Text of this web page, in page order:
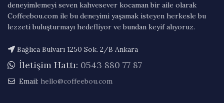
deneyimlemeyi seven kahvesever kocaman bir aile olarak
Coffeebou.com ile bu deneyimi yaşamak isteyen herkesle bu
lezzeti buluşturmayı hedefliyor ve bundan keyif alıyoruz.
Bağlıca Bulvarı 1250 Sok. 2/B Ankara
İletişim Hattı: 0543 880 77 87
Email: hello@coffeebou.com